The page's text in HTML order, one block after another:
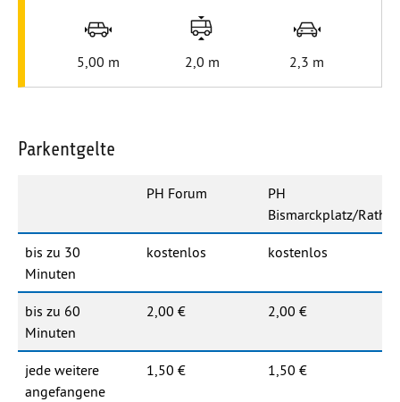
Längenbeschränkung
5,00 m
Höhenbeschränkung
2,0 m
Stellplatzbreite
2,3 m
Parkentgelte
PH Forum
PH
Bismarckplatz/
bis zu 30
Minuten
kostenlos kostenlos
bis zu 60
Minuten
2,00 € 2,00 €
jede weitere
angefangene
1,50 € 1,50 €